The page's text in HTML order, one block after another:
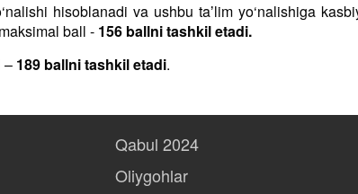
hisoblanadi va ushbu taʼlim yo‘nalishiga
ball - 156 ballni tashkil etadi.
– 189 ballni tashkil etadi.
Qabul 2024
Oliygohlar